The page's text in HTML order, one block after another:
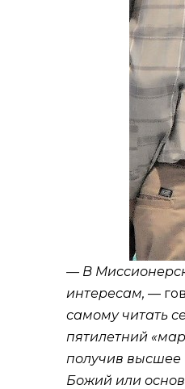
— В
интересам, —
самому читать
пятилетний
получив высшее
Божий или